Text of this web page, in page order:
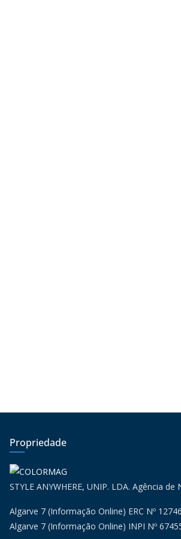
Propriedade
STYLE ANYWHERE, UNIP. LDA. Agência
Algarve 7 (Informação Online) ERC Nº
Algarve 7 (Informação Online) INPI Nº